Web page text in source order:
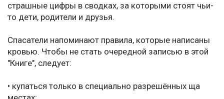
страшные цифры в сводках, за которыми стоят чьи-
то дети, родители и друзья.
Спасатели напоминают правила, которые написаны
кровью. Чтобы не стать очередной записью в этой
"Книге", следует:
• купаться только в специально разрешённых ща